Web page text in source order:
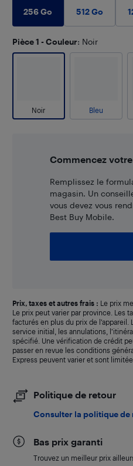
256 Go 512 Go
Pièce 1 - Couleur: Noir
Noir Bleu
Commencez
Remplissez le
magasin. Un
vous devez vous
Best Buy Mobile.
Prix, taxes et autres frais : Le prix
Le prix peut varier par province. Les
facturés en plus du prix de
service initial, les annulations,
spécifié. Une vérification de crédit
passer en revue les conditions
Express peuvent varier et sont
Politique de retour
Consulter la politique de
Bas prix garanti
Trouvez un meilleur prix